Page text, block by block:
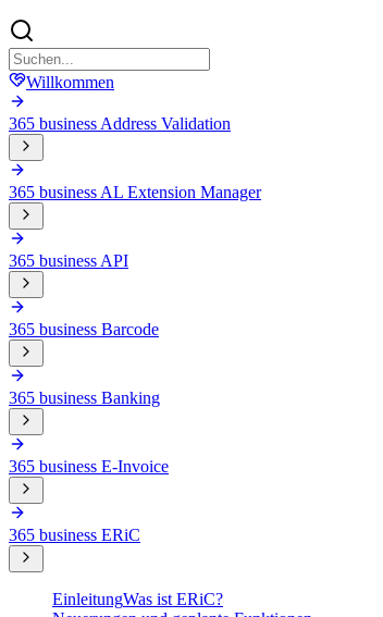
Willkommen
365 business Address Validation
365 business AL Extension Manager
365 business API
365 business Barcode
365 business Banking
365 business E-Invoice
365 business ERiC
EinleitungWas ist ERiC?